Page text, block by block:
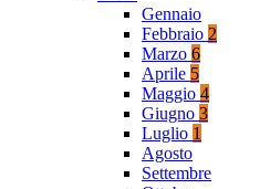
Gennaio
Febbraio 2
Marzo 6
Aprile 5
Maggio 4
Giugno 3
Luglio 1
Agosto
Settembre